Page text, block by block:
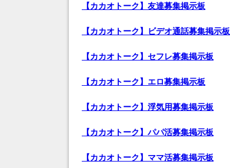
【カカオトーク】友達募集掲示板
【カカオトーク】ビデオ通話募集掲示板
【カカオトーク】セフレ募集掲示板
【カカオトーク】エロ募集掲示板
【カカオトーク】浮気用募集掲示板
【カカオトーク】パパ活募集掲示板
【カカオトーク】ママ活募集掲示板